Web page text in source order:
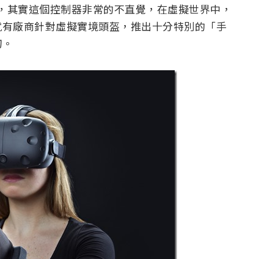
實這個控制器非常的不直覺，在虛擬世界中，
廠商針對虛擬實境頭盔，推出十分特別的「手